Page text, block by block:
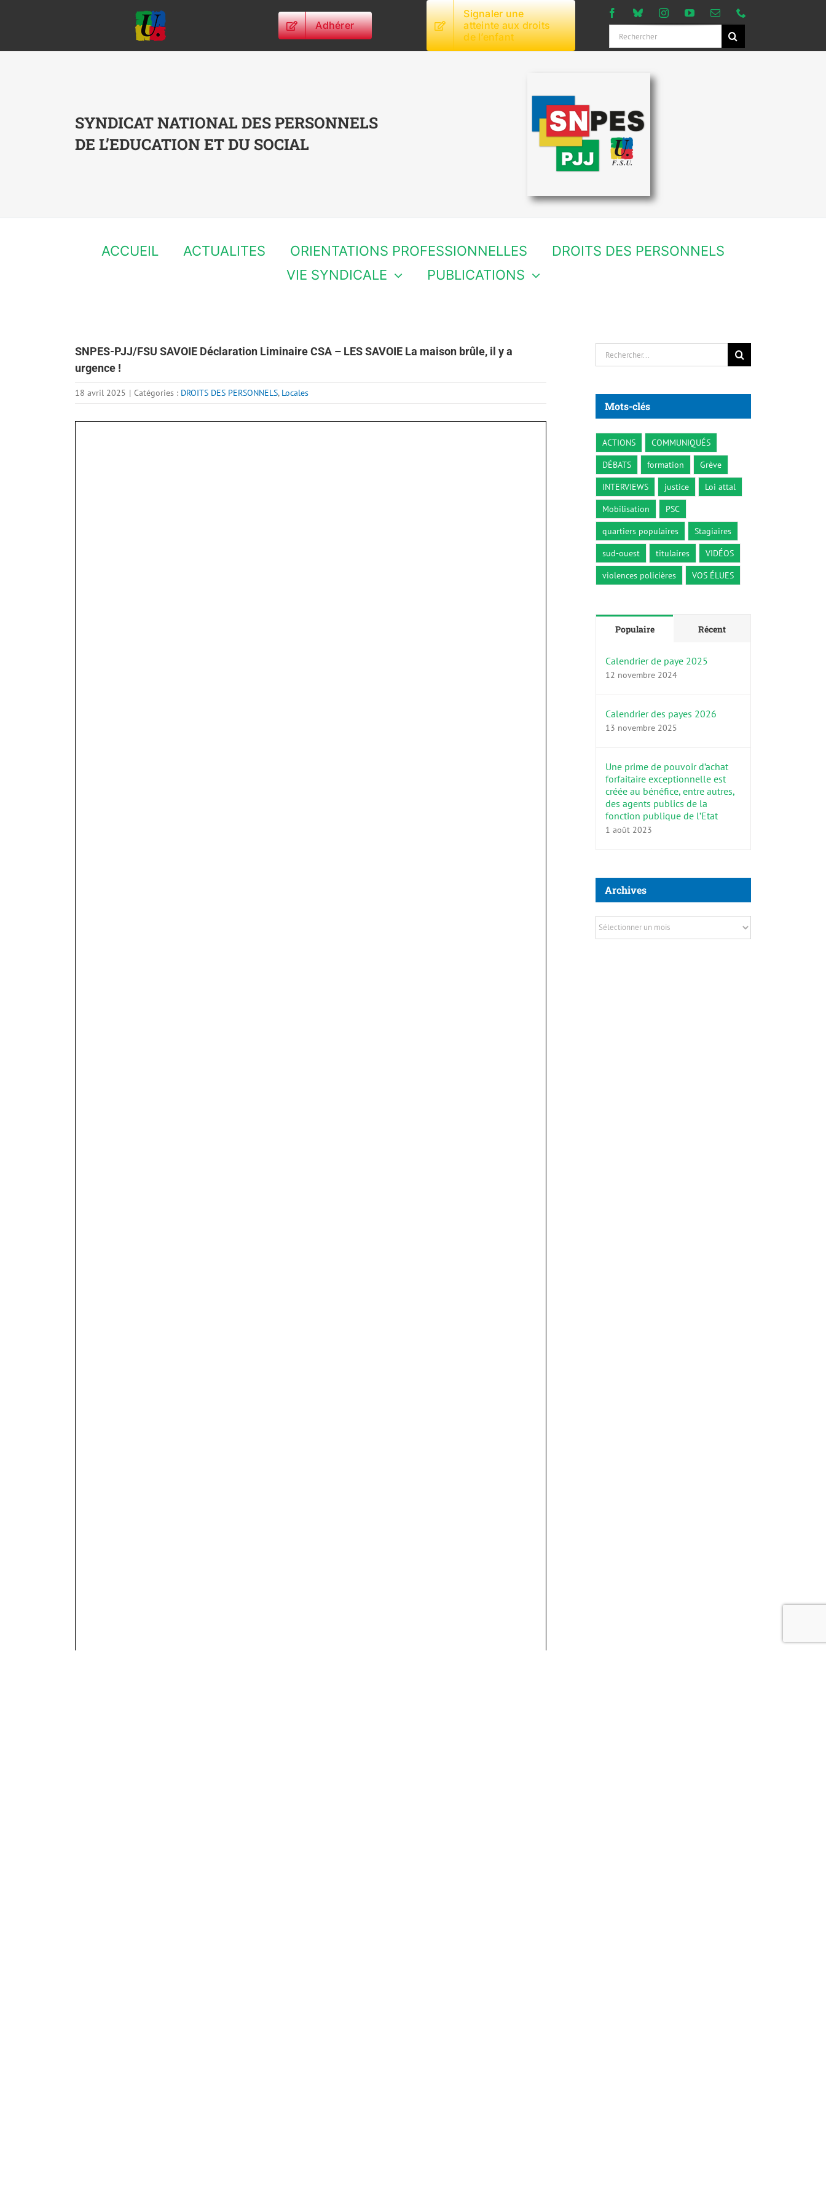
Adhérer
Signaler une
atteinte aux droits
de l’enfant
Rechercher:
SYNDICAT NATIONAL DES PERSONNELS
DE L’EDUCATION ET DU SOCIAL
ACCUEIL ACTUALITES ORIENTATIONS PROFESSIONNELLES
DROITS DES PERSONNELS
VIE SYNDICALE
PUBLICATIONS
SNPES-PJJ/FSU SAVOIE Déclaration Liminaire CSA – LES SAVOIE La maison brûle, il y a
urgence !
18 avril 2025 | Catégories : DROITS DES PERSONNELS, Locales
Rechercher:
Mots-clés
ACTIONS
COMMUNIQUÉS
DÉBATS
formation
Grève
INTERVIEWS
justice
Loi attal
Mobilisation
PSC
quartiers populaires
Stagiaires
sud-ouest
titulaires
VIDÉOS
violences policières
VOS ÉLUES
Populaire Récent
Calendrier de paye 2025
12 novembre 2024
Calendrier des payes 2026
13 novembre 2025
Une prime de pouvoir d’achat
forfaitaire exceptionnelle est
créée au bénéfice, entre autres,
des agents publics de la
fonction publique de l’Etat
1 août 2023
Archives
Archives